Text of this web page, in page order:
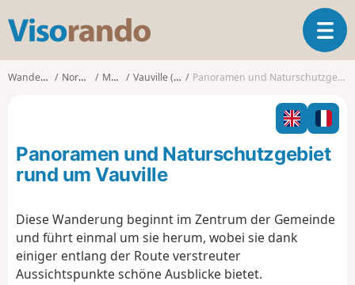
s
o
o
T
o
g
l
n
a
a
Wanderungen Normandie Manche Vauville (Manche) Panoramen und Naturschutzgebiet rund um Vauville
Panoramen und Naturschutzgebiet
rund um Vauville
Diese Wanderung beginnt im Zentrum der Gemeinde
und führt einmal um sie herum, wobei sie dank
einiger entlang der Route verstreuter
Aussichtspunkte schöne Ausblicke bietet.